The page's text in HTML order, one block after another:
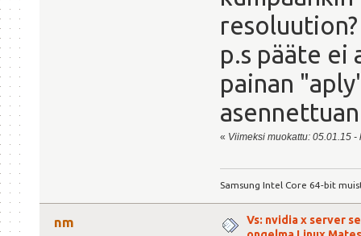
resoluution?
p.s pääte ei
painan
« Viimeksi muokattu: 05.01.15
Samsung Intel Core 64-bit
nm
Vs: nvidia x server